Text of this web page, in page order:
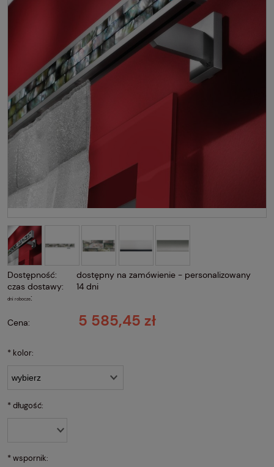
Dostępność:
dostępny na zamówienie - personalizowany
czas dostawy:
dni robocze:
14 dni
Cena: 5 585,45 zł
* kolor:
*długość:
*wspornik: